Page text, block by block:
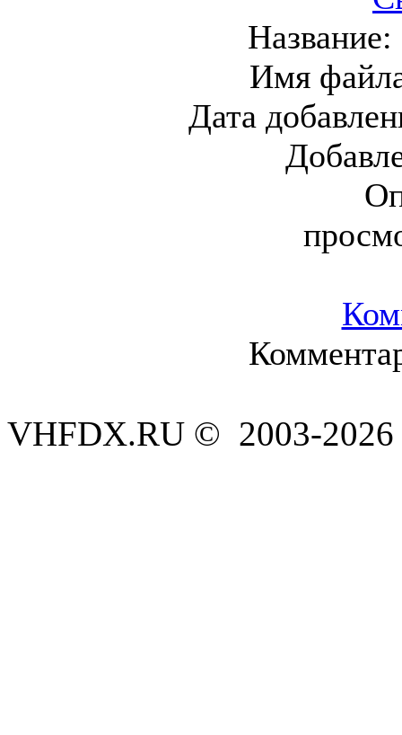
Название:
Имя
Дата
VHFDX.RU © 2003-2026